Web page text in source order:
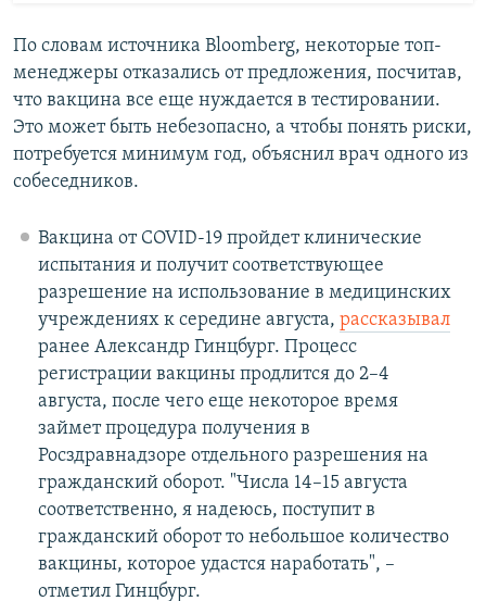
По словам источника Bloomberg, некоторые топ-
менеджеры отказались от предложения, посчитав,
что вакцина все еще нуждается в тестировании.
Это может быть небезопасно, а чтобы понять риски,
потребуется минимум год, объяснил врач одного из
собеседников.
Вакцина от COVID-19 пройдет клинические
испытания и получит соответствующее
разрешение на использование в медицинских
учреждениях к середине августа, рассказывал
ранее Александр Гинцбург. Процесс
регистрации вакцины продлится до 2–4
августа, после чего еще некоторое время
займет процедура получения в
Росздравнадзоре отдельного разрешения на
гражданский оборот. "Числа 14–15 августа
соответственно, я надеюсь, поступит в
гражданский оборот то небольшое количество
вакцины, которое удастся наработать", –
отметил Гинцбург.